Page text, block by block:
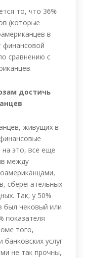
то, что 36%
(которые
в
сравнению с
достичь
живущих в
это, все еще
между
сберегательных
Так, у 50%
был чековый или
показателя
того,
услуг
не так прочны,